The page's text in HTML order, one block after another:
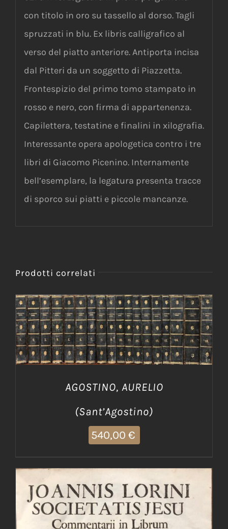
con titolo in oro su tassello al dorso. Tagli
spruzzati in blu. Ex libris calligrafico al
verso del piatto anteriore. Antiporta incisa
dal Pitteri da un soggetto di Piazzetta.
Frontespizio del primo tomo stampato in
rosso e nero, con firma di appartenenza.
Capilettera, testatine e finalini in xilografia.
Interessante opera apologetica contro i tre
libri di Giacomo Picenino. Internamente
bell’esemplare, la legatura presenta tracce
di sporco sui piatti e piccole mancanze.
Prodotti correlati
AGGIUNGI AL CARRELLO / DETTAGLI
AGOSTINO, AURELIO
(Sant’Agostino)
540,00 €